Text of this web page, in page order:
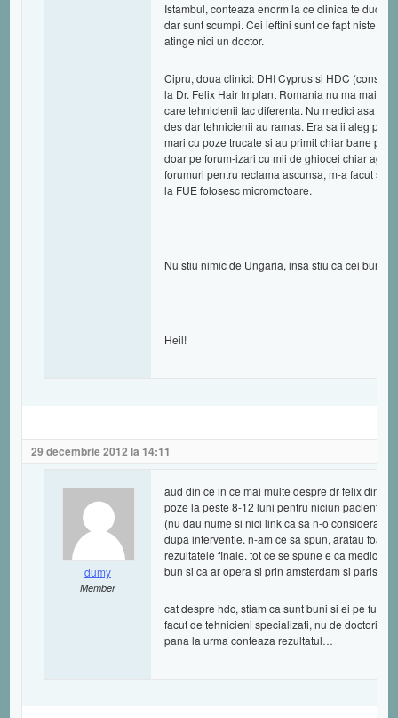
Istambul, conteaza enorm la ce clinica te duci.
dar sunt scumpi. Cei ieftini sunt de fapt niste
atinge nici un doctor.
Cipru, doua clinici: DHI Cyprus si HDC (consult
la Dr. Felix Hair Implant Romania nu ma mai
care tehnicienii fac diferenta. Nu medici asa
des dar tehnicienii au ramas. Era sa ii aleg pe
mari cu poze trucate si au primit chiar bane
doar pe forum-izari cu mii de ghiocei chiar
forumuri pentru reclama ascunsa, m-a facut sa
la FUE folosesc micromotoare.
Nu stiu nimic de Ungaria, insa stiu ca cei buni
Heil!
29 decembrie 2012 la 14:11
dumy
Member
aud din ce in ce mai multe despre dr felix din
poze la peste 8-12 luni pentru niciun pacient
(nu dau nume si nici link ca sa n-o considerati
dupa interventie. n-am ce sa spun, aratau
rezultatele finale. tot ce se spune e ca medicul
bun si ca ar opera si prin amsterdam si paris?
cat despre hdc, stiam ca sunt buni si ei pe fue,
facut de tehnicieni specializati, nu de doctori.
pana la urma conteaza rezultatul…